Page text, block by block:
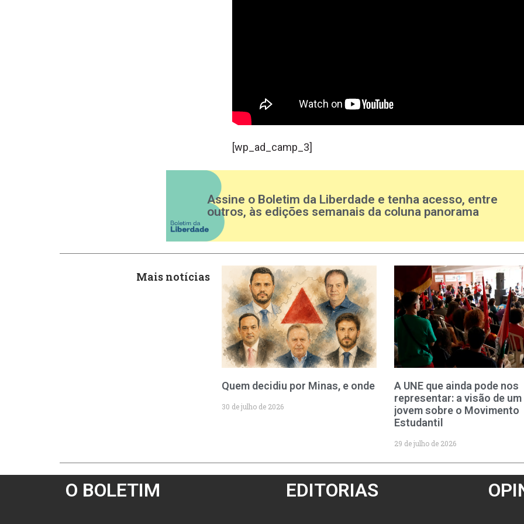
[wp_ad_camp_3]
Assine o Boletim da Liberdade e tenha acesso, entre
outros, às edições semanais da coluna panorama
Mais notícias
Quem decidiu por Minas, e onde
30 de julho de 2026
A UNE que ainda pode nos
representar: a visão de um
jovem sobre o Movimento
Estudantil
29 de julho de 2026
O BOLETIM EDITORIAS